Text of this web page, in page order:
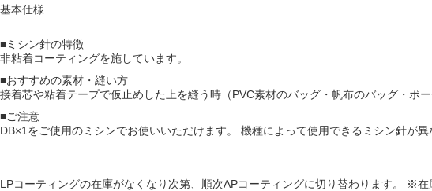
基本仕様
■ミシン針の特徴
非粘着コーティングを施しています。
■おすすめの素材・縫い方
接着芯や粘着テープで仮止めした上を縫う時（PVC素材のバッグ・帆布のバッグ・ポー
■ご注意
DB×1をご使用のミシンでお使いいただけます。 機種によって使用できるミシン針が異
LPコーティングの在庫がなくなり次第、順次APコーティングに切り替わります。 ※